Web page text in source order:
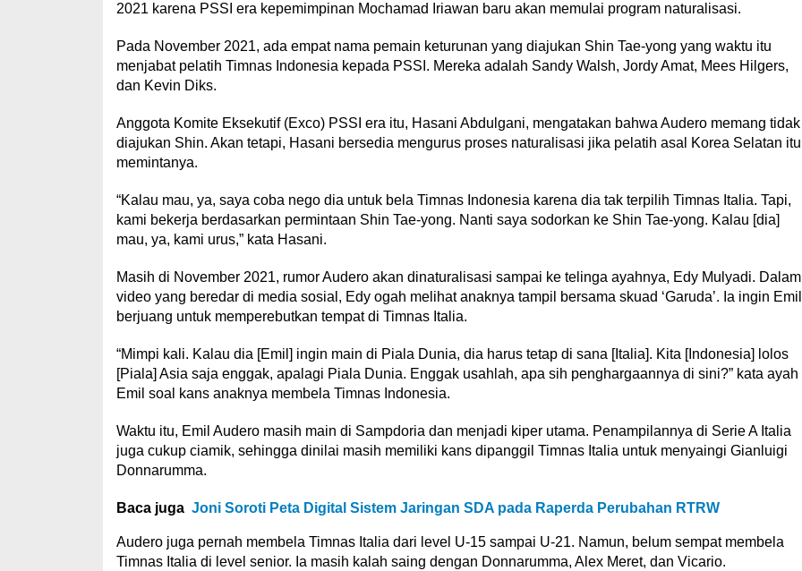
2021 karena PSSI era kepemimpinan Mochamad Iriawan baru akan memulai program naturalisasi.
Pada November 2021, ada empat nama pemain keturunan yang diajukan Shin Tae-yong yang waktu itu
menjabat pelatih Timnas Indonesia kepada PSSI. Mereka adalah Sandy Walsh, Jordy Amat, Mees Hilgers,
dan Kevin Diks.
Anggota Komite Eksekutif (Exco) PSSI era itu, Hasani Abdulgani, mengatakan bahwa Audero memang tidak
diajukan Shin. Akan tetapi, Hasani bersedia mengurus proses naturalisasi jika pelatih asal Korea Selatan itu
memintanya.
“Kalau mau, ya, saya coba nego dia untuk bela Timnas Indonesia karena dia tak terpilih Timnas Italia. Tapi,
kami bekerja berdasarkan permintaan Shin Tae-yong. Nanti saya sodorkan ke Shin Tae-yong. Kalau [dia]
mau, ya, kami urus,” kata Hasani.
Masih di November 2021, rumor Audero akan dinaturalisasi sampai ke telinga ayahnya, Edy Mulyadi. Dalam
video yang beredar di media sosial, Edy ogah melihat anaknya tampil bersama skuad ‘Garuda’. Ia ingin Emil
berjuang untuk memperebutkan tempat di Timnas Italia.
“Mimpi kali. Kalau dia [Emil] ingin main di Piala Dunia, dia harus tetap di sana [Italia]. Kita [Indonesia] lolos
[Piala] Asia saja enggak, apalagi Piala Dunia. Enggak usahlah, apa sih penghargaannya di sini?” kata ayah
Emil soal kans anaknya membela Timnas Indonesia.
Waktu itu, Emil Audero masih main di Sampdoria dan menjadi kiper utama. Penampilannya di Serie A Italia
juga cukup ciamik, sehingga dinilai masih memiliki kans dipanggil Timnas Italia untuk menyaingi Gianluigi
Donnarumma.
Baca juga Joni Soroti Peta Digital Sistem Jaringan SDA pada Raperda Perubahan RTRW
Audero juga pernah membela Timnas Italia dari level U-15 sampai U-21. Namun, belum sempat membela
Timnas Italia di level senior. Ia masih kalah saing dengan Donnarumma, Alex Meret, dan Vicario.